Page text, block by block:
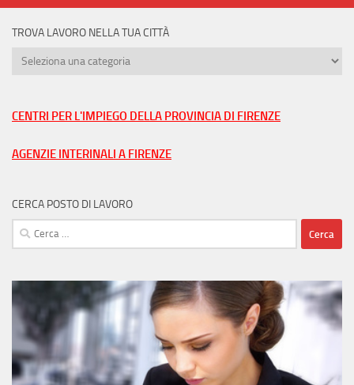
TROVA LAVORO NELLA TUA CITTÀ
Trova
tua
CENTRI PER L'IMPIEGO DELLA PROVINCIA DI FIRENZE
AGENZIE INTERINALI A FIRENZE
CERCA POSTO DI LAVORO
Ricerca
per: